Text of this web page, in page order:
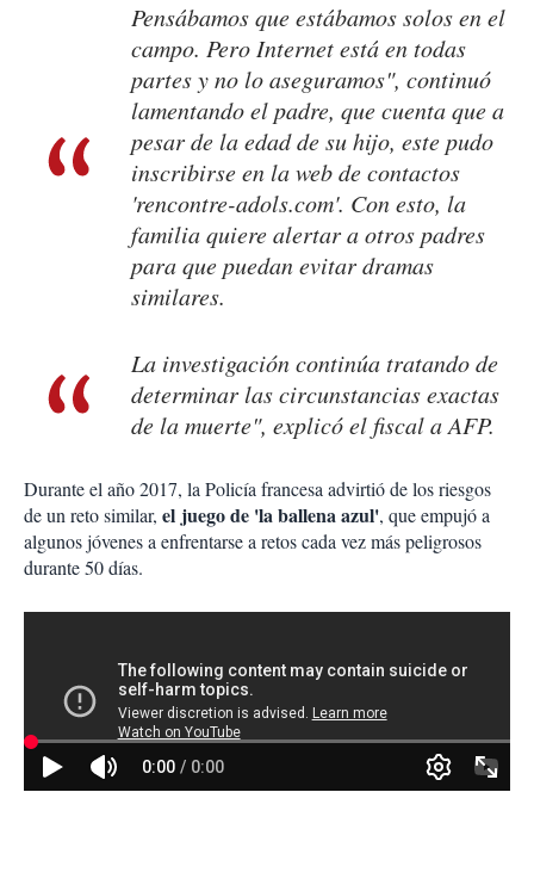
Pensábamos que estábamos solos en el
campo. Pero Internet está en todas
partes y no lo aseguramos", continuó
lamentando el padre, que cuenta que a
pesar de la edad de su hijo, este pudo
inscribirse en la web de contactos
'rencontre-adols.com'. Con esto, la
familia quiere alertar a otros padres
para que puedan evitar dramas
similares.
La investigación continúa tratando de
determinar las circunstancias exactas
de la muerte", explicó el fiscal a AFP.
Durante el año 2017, la Policía francesa advirtió de los riesgos
de un reto similar, el juego de 'la ballena azul', que empujó a
algunos jóvenes a enfrentarse a retos cada vez más peligrosos
durante 50 días.